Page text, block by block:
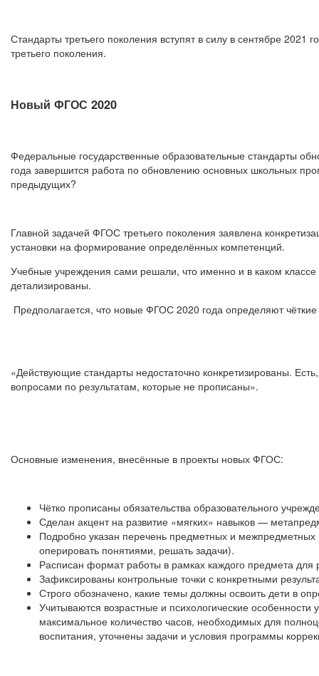
Стандарты третьего поколения вступят в силу в сентябре
третьего поколения.
Новый ФГОС 2020
Федеральные государственные образовательные стандарты
года завершится работа по обновлению основных школьных
предыдущих?
Главной задачей ФГОС третьего поколения заявлена
установки на формирование определённых компетенций.
Учебные учреждения сами решали, что именно и в каком
детализированы.
Предполагается, что новые ФГОС 2020 года определяют
«Действующие стандарты недостаточно конкретизированы.
вопросами по результатам, которые не прописаны».
Основные изменения, внесённые в проекты новых ФГОС:
Чётко прописаны обязательства образовательного
Сделан акцент на развитие «мягких» навыков —
Подробно указан перечень предметных и межпредметных
оперировать понятиями, решать задачи).
Расписан формат работы в рамках каждого предмета для
Зафиксированы контрольные точки с конкретными
Строго обозначено, какие темы должны освоить дети в
Учитываются возрастные и психологические
максимальное количество часов, необходимых для
воспитания, уточнены задачи и условия программы